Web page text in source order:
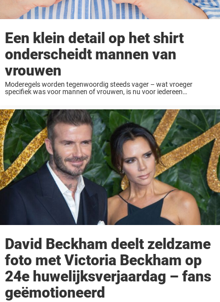
Een klein detail op het shirt
onderscheidt mannen van
vrouwen
Moderegels worden tegenwoordig steeds vager – wat vroeger
specifiek was voor mannen of vrouwen, is nu voor iedereen
David Beckham deelt zeldzame
foto met Victoria Beckham op
24e huwelijksverjaardag – fans
geëmotioneerd